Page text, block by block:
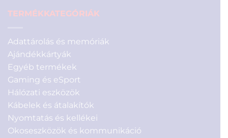
TERMÉKKATEGÓRIÁK
Adattárolás és memóriák
Ajándékkártyák
Egyéb termékek
Gaming és eSport
Hálózati eszközök
Kábelek és átalakítók
Nyomtatás és kellékei
Okoseszközök és kommunikáció